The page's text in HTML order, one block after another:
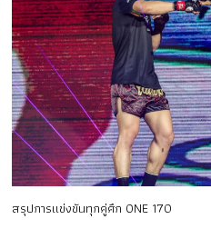
สรุปการแข่งขันทุกคู่ศึก ONE 170